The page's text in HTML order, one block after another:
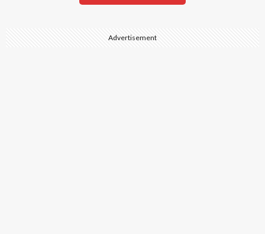
Advertisement